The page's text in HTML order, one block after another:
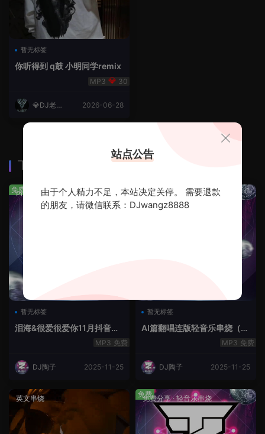
暂无标签
你听得到 q鼓 小明同学remix
30
💎DJ老王
2026-06-28
下载排行
Prog House·免费分享
暂无标签
泪海&很爱很爱你11月抖音串
免费
DJ陶子 2025-11-25
免费 免费分享·轻音乐串烧
暂无标签
AI篇翻唱连版轻音乐串烧（治
免费
DJ陶子 2025-11-25
免费
英文串烧 免费分享·轻音乐串烧
免费
站点公告
由于个人精力不足，本站决定关停。 需要退款
的朋友，请微信联系：DJwangz8888